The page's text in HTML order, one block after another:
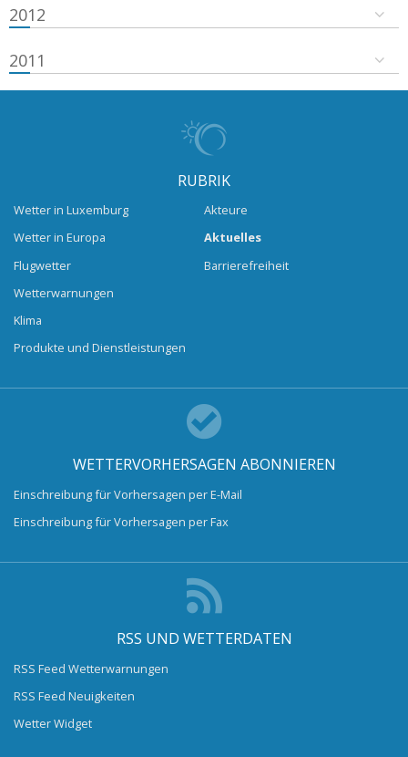
2012
2011
RUBRIK
Wetter in Luxemburg
Wetter in Europa
Flugwetter
Wetterwarnungen
Klima
Produkte und Dienstleistungen
Akteure
Aktuelles
Barrierefreiheit
WETTERVORHERSAGEN ABONNIEREN
Einschreibung für Vorhersagen per E-Mail
Einschreibung für Vorhersagen per Fax
RSS UND WETTERDATEN
RSS Feed Wetterwarnungen
RSS Feed Neuigkeiten
Wetter Widget